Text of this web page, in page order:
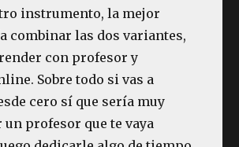
instrumento, la mejor
combinar las dos variantes,
con profesor y
Sobre todo si vas a
cero sí que sería muy
un profesor que te vaya